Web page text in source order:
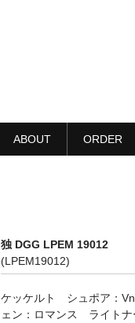
ABOUT ORDER
独 DGG LPEM 19012
(LPEM19012)
ケッケルト シュポア：
ェン：ロマンス ライトナ